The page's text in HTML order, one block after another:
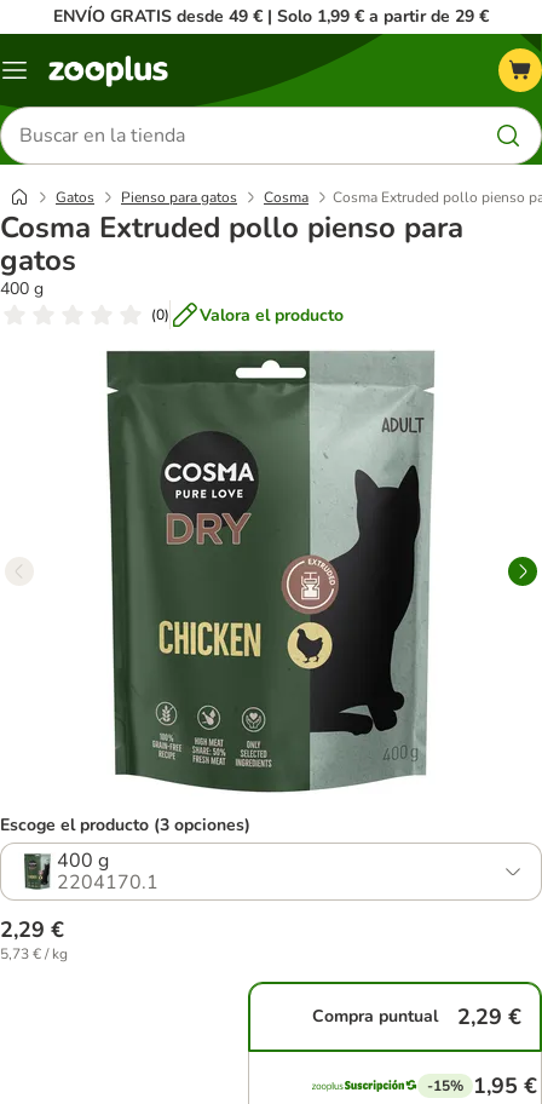
ENVÍO GRATIS desde 49 € | Solo 1,99 € a partir de 29 €
Menú
Buscar
productos
Gatos Pienso para gatos Cosma Cosma Extruded pollo pienso
Cosma Extruded pollo pienso para
gatos
400 g
(0) Valora el producto
Escoge el producto (3 opciones)
400 g
2204170.1
2,29 €
5,73 € / kg
Compra puntual 2,29 €
-15% 1,95 €